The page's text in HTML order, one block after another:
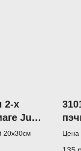
2-х
Juli-
20х30см
Цена